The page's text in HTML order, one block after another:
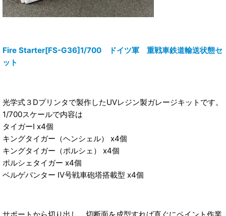
Fire Starter[FS-G36]1/700 ドイツ軍 重戦車鉄道輸送状態セ
ット
光学式３Dプリンタで製作したUVレジン製ガレージキットです。
1/700スケールで内容は
タイガーI x4個
キングタイガー（ヘンシェル） x4個
キングタイガー（ポルシェ） x4個
ポルシェタイガー x4個
ベルゲパンター IV号戦車砲塔搭載型 x4個